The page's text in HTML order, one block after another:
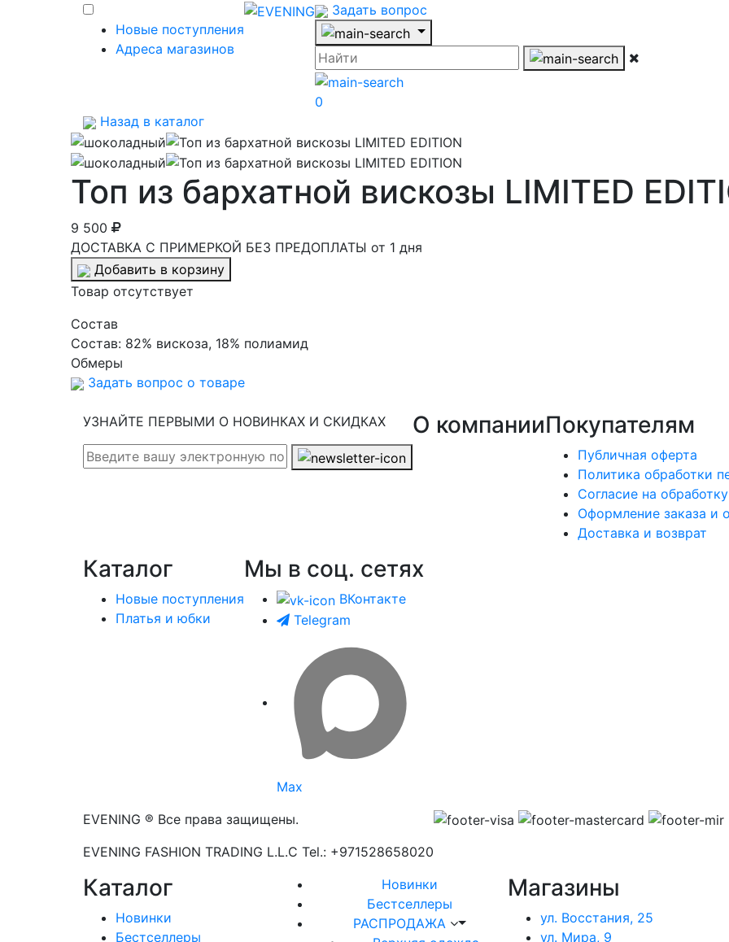
Новые поступления
Адреса магазинов
Задать вопрос
0
Назад в каталог
Топ из бархатной вискозы LIMITED
9 500
ДОСТАВКА С ПРИМЕРКОЙ БЕЗ ПРЕДОПЛАТЫ от 1 дня
Добавить в корзину
Товар отсутствует
Cостав
Состав: 82% вискоза, 18% полиамид
Обмеры
Задать вопрос о товаре
УЗНАЙТЕ ПЕРВЫМИ О НОВИНКАХ И СКИДКАХ О компанииПокупателям
Публичная оферта
Политика обработки
Согласие на
Оформление заказа и
Доставка и возврат
Каталог
Новые поступления
Платья и юбки
Мы в соц. сетях
ВКонтакте
Telegram
Max
EVENING ® Все права защищены.
EVENING FASHION TRADING L.L.C Tel.: +971528658020
Каталог
Новинки
Бестселлеры
Новинки
Бестселлеры
РАСПРОДАЖА
Магазины
ул. Восстания, 25
ул. Мира, 9